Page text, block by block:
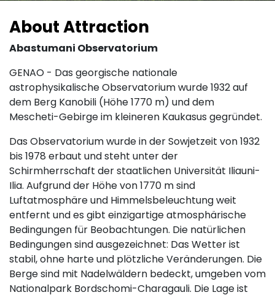
About Attraction
Abastumani Observatorium
GENAO - Das georgische nationale
astrophysikalische Observatorium wurde 1932 auf
dem Berg Kanobili (Höhe 1770 m) und dem
Mescheti-Gebirge im kleineren Kaukasus gegründet.
Das Observatorium wurde in der Sowjetzeit von 1932
bis 1978 erbaut und steht unter der
Schirmherrschaft der staatlichen Universität Iliauni-
Ilia. Aufgrund der Höhe von 1770 m sind
Luftatmosphäre und Himmelsbeleuchtung weit
entfernt und es gibt einzigartige atmosphärische
Bedingungen für Beobachtungen. Die natürlichen
Bedingungen sind ausgezeichnet: Das Wetter ist
stabil, ohne harte und plötzliche Veränderungen. Die
Berge sind mit Nadelwäldern bedeckt, umgeben vom
Nationalpark Bordschomi-Charagauli. Die Lage ist